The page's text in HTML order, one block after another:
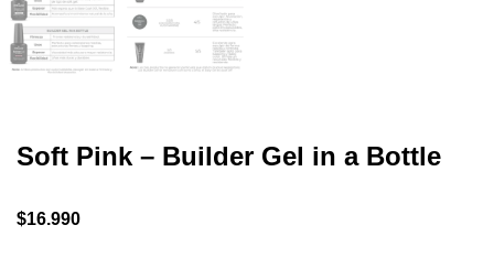
Soft Pink – Builder Gel in a Bottle
$16.990